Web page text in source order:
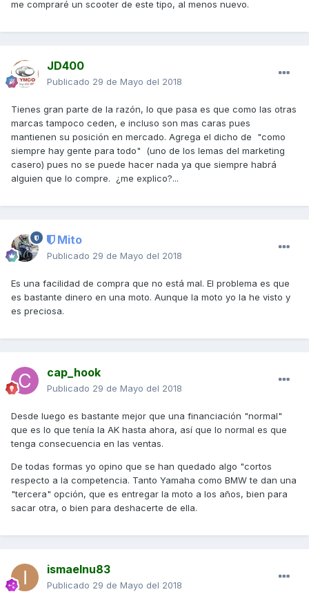
me compraré un scooter de este tipo, al menos nuevo.
JD400
Publicado 29 de Mayo del 2018
Tienes gran parte de la razón, lo que pasa es que como las otras
marcas tampoco ceden, e incluso son mas caras pues
mantienen su posición en mercado. Agrega el dicho de "como
siempre hay gente para todo" (uno de los lemas del marketing
casero) pues no se puede hacer nada ya que siempre habrá
alguien que lo compre. ¿me explico?...
Mito
Publicado 29 de Mayo del 2018
Es una facilidad de compra que no está mal. El problema es que
es bastante dinero en una moto. Aunque la moto yo la he visto y
es preciosa.
cap_hook
Publicado 29 de Mayo del 2018
Desde luego es bastante mejor que una financiación "normal"
que es lo que tenía la AK hasta ahora, así que lo normal es que
tenga consecuencia en las ventas.
De todas formas yo opino que se han quedado algo "cortos
respecto a la competencia. Tanto Yamaha como BMW te dan una
"tercera" opción, que es entregar la moto a los años, bien para
sacar otra, o bien para deshacerte de ella.
ismaelnu83
Publicado 29 de Mayo del 2018